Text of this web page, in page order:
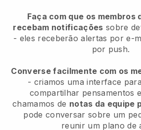
Faça com que os membros
recebam notificações sobre
- eles receberão alertas por e-
por push.
Converse facilmente com os
- criamos uma interface
compartilhar pensamentos
chamamos de notas da equipe
pode conversar sobre um
reunir um plano de